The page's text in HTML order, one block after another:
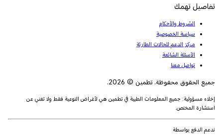
تفاصيل تهمك
الشروط والأحكام
سياسة الخصوصية
مركز الدعم للحالات الطارئة
الأسئلة الشائعة
تواصل معنا
جميع الحقوق محفوظة. تطمين © 2026.
إخلاء مسؤولية: جميع المعلومات الطبية في تطمين هي لأغراض التوعية فقط ولا تغني عن
استشارة المختص.
ندعم الدفع بواسطة